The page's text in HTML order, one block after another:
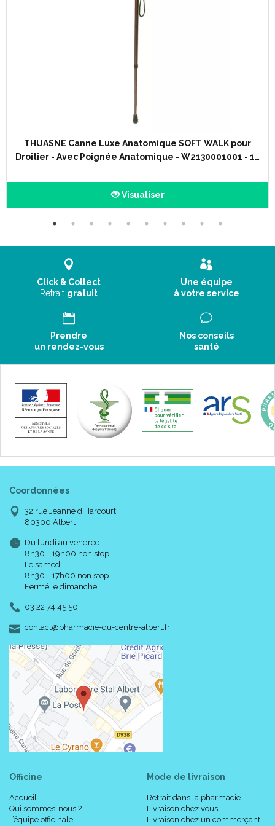
THUASNE Canne Luxe Anatomique SOFT WALK pour
Droitier - Avec Poignée Anatomique - W2130001001 - 1…
Visualiser
Click & Collect
Retrait gratuit
Une équipe
à votre service
Prendre
un rendez-vous
Nos conseils
santé
Coordonnées
32 rue Jeanne d’Harcourt
80300 Albert
Du lundi au vendredi
8h30 - 19h00 non stop
Le samedi
8h30 - 17h00 non stop
Fermé le dimanche
03 22 74 45 50
contact-
@-
pharmacie-du-centre-albert.fr
Officine
Accueil
Qui sommes-nous ?
L’équipe officinale
Mode de livraison
Retrait dans la pharmacie
Livraison chez vous
Livraison chez un commerçant